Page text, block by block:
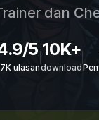
dan
5
ulasan
10K+
download